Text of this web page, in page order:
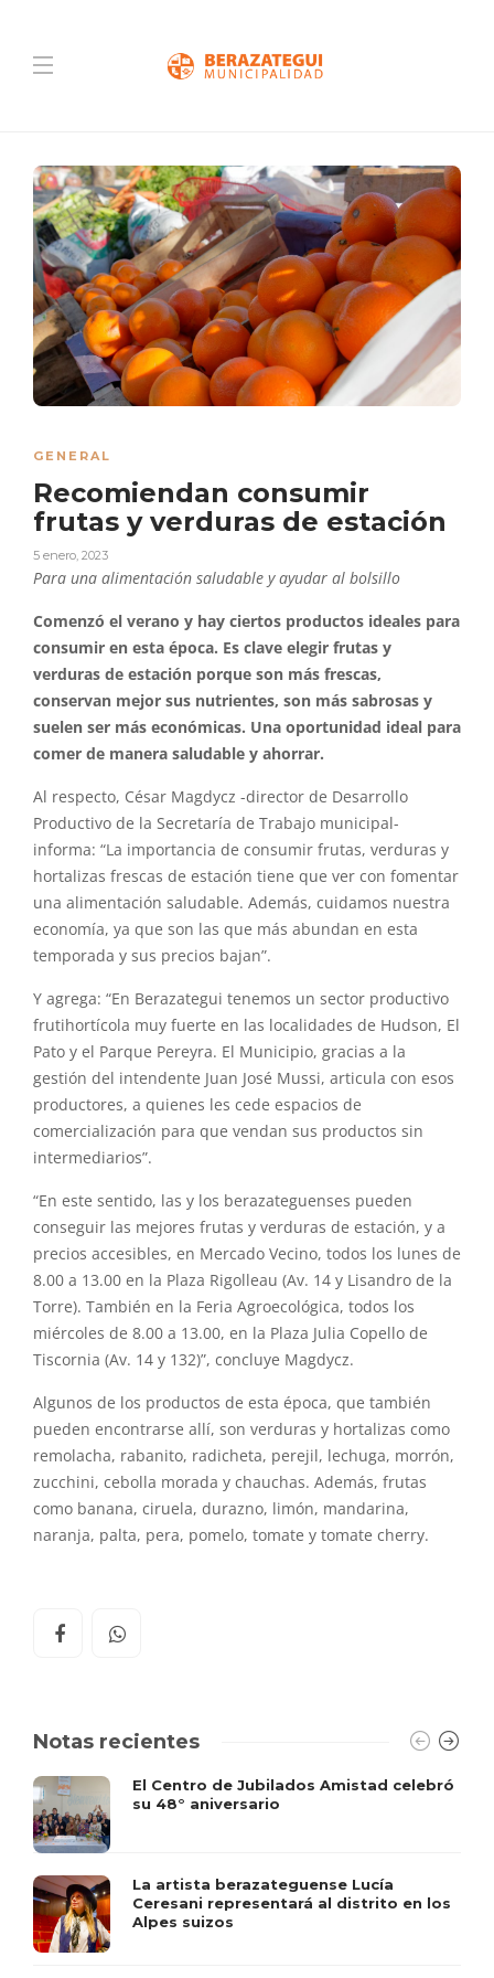
GENERAL
Recomiendan consumir
frutas y verduras de estación
5 enero, 2023
Para una alimentación saludable y ayudar al bolsillo
Comenzó el verano y hay ciertos productos ideales para
consumir en esta época. Es clave elegir frutas y
verduras de estación porque son más frescas,
conservan mejor sus nutrientes, son más sabrosas y
suelen ser más económicas. Una oportunidad ideal para
comer de manera saludable y ahorrar.
Al respecto, César Magdycz -director de Desarrollo
Productivo de la Secretaría de Trabajo municipal-
informa: “La importancia de consumir frutas, verduras y
hortalizas frescas de estación tiene que ver con fomentar
una alimentación saludable. Además, cuidamos nuestra
economía, ya que son las que más abundan en esta
temporada y sus precios bajan”.
Y agrega: “En Berazategui tenemos un sector productivo
frutihortícola muy fuerte en las localidades de Hudson, El
Pato y el Parque Pereyra. El Municipio, gracias a la
gestión del intendente Juan José Mussi, articula con esos
productores, a quienes les cede espacios de
comercialización para que vendan sus productos sin
intermediarios”.
“En este sentido, las y los berazateguenses pueden
conseguir las mejores frutas y verduras de estación, y a
precios accesibles, en Mercado Vecino, todos los lunes de
8.00 a 13.00 en la Plaza Rigolleau (Av. 14 y Lisandro de la
Torre). También en la Feria Agroecológica, todos los
miércoles de 8.00 a 13.00, en la Plaza Julia Copello de
Tiscornia (Av. 14 y 132)”, concluye Magdycz.
Algunos de los productos de esta época, que también
pueden encontrarse allí, son verduras y hortalizas como
remolacha, rabanito, radicheta, perejil, lechuga, morrón,
zucchini, cebolla morada y chauchas. Además, frutas
como banana, ciruela, durazno, limón, mandarina,
naranja, palta, pera, pomelo, tomate y tomate cherry.
Notas recientes
El Centro de Jubilados Amistad celebró
su 48° aniversario
La artista berazateguense Lucía
Ceresani representará al distrito en los
Alpes suizos